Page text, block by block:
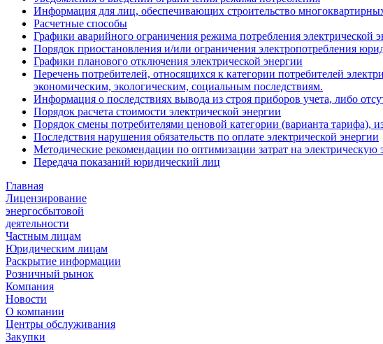
Информация для лиц, обеспечивающих строительство
Расчетные способы
Графики аварийного ограничения режима потребления электрической
Порядок приостановления и/или ограничения электропотребления
Графики планового отключения электрической энергии
Перечень потребителей, относящихся к категории потребителей
экономическим, экологическим, социальным последствиям.
Информация о последствиях вывода из строя приборов учета, либо
Порядок расчета стоимости электрической энергии
Порядок смены потребителями ценовой категории (варианта тарифа),
Последствия нарушения обязательств по оплате электрической энергии
Методические рекомендации по оптимизации затрат на
Передача показаний юридический лиц
Главная
Лицензирование
энергосбытовой
деятельности
Частным лицам
Юридическим лицам
Раскрытие информации
Розничный рынок
Компания
Новости
О компании
Центры обслуживания
Закупки